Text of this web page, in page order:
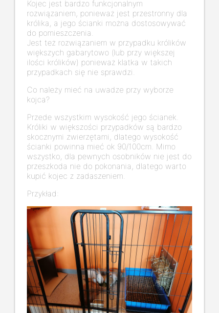
Kojec jest bardzo funkcjonalnym
rozwiązaniem, ponieważ jest przestronny dla
królika, a jego ścianki można dostosowywać
do pomieszczenia.
Jest też rozwiązaniem w przypadku królików
większych gabarytowo (lub przy większej
ilości królików) ponieważ klatka w takich
przypadkach się nie sprawdzi.
Co należy mieć na uwadze przy wyborze
kojca?
Przede wszystkim wysokość jego ścianek.
Króliki w większości przypadków są bardzo
skocznymi zwierzętami, dlatego wysokość
ścianki powinna mieć ok 90/100cm. Mimo
wszystko, dla pewnych osobników nie jest do
przeszkoda nie do pokonania, dlatego warto
kupić kojec z zadaszeniem.
Przykład: